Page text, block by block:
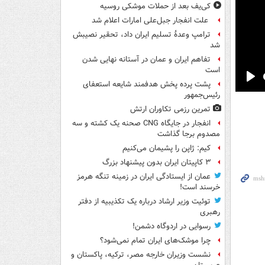
کی‌یف بعد از حملات موشکی روسیه
علت انفجار جبل‌علی امارات اعلام شد
ترامپ وعدۀ تسلیم ایران داد، تحقیر نصیبش
شد
تفاهم ایران و عمان در آستانه نهایی شدن
است
پشت پرده پخش هدفمند شایعه استعفای
رئیس‌جمهور
تمرین رزمی تکاوران ارتش
انفجار در جایگاه CNG صحنه یک کشته و سه
مصدوم برجا گذاشت
کیم: ژاپن را پشیمان می‌کنیم
۳ کاپیتان ایران بدون پیشنهاد بزرگ
عمان از ایستادگی ایران در زمینه تنگه هرمز
خرسند است!
توئیت وزیر ارشاد درباره یک تکذیبیه از دفتر
رهبری
رسوایی در اردوگاه دشمن!
چرا موشک‌های ایران تمام نمی‌شود؟
نشست وزیران خارجه مصر، ترکیه، پاکستان و